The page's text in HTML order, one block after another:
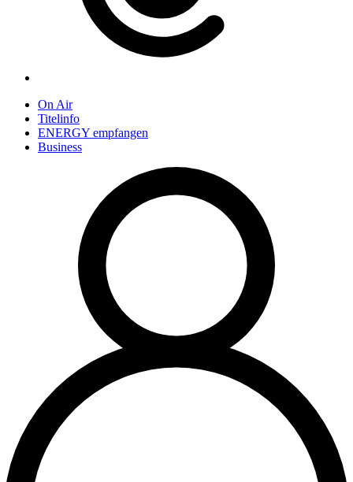
On Air
Titelinfo
ENERGY empfangen
Business